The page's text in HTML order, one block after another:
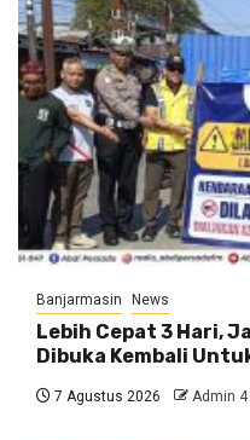
Banjarmasin News
Lebih Cepat 3 Hari,
Dibuka Kembali
7 Agustus 2026 Admin 4